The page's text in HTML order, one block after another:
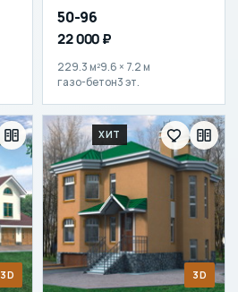
50-96
22 000 ₽
229.3 м²9.6 × 7.2 м
газо-бетон3 эт.
3D 3D
ХИТ